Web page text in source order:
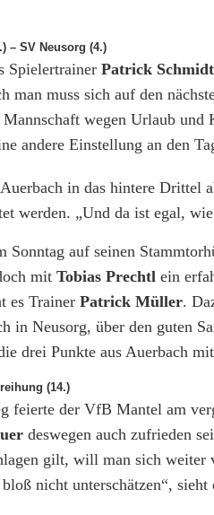
– SV Neusorg (4.)
Spielertrainer Patrick Schmidt
man muss sich auf den
wegen Urlaub
andere Einstellung an den
in das hintere Drittel
werden. „Und da ist egal,
Sonntag auf seinen
mit Tobias Prechtl ein
es Trainer Patrick Müller.
in Neusorg, über den guten
drei Punkte aus Auerbach
(14.)
feierte der VfB Mantel am
deswegen auch zufrieden
gilt, will man sich
nicht unterschätzen“,